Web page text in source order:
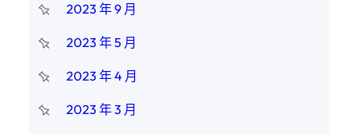
2023 年 9 月
2023 年 5 月
2023 年 4 月
2023 年 3 月